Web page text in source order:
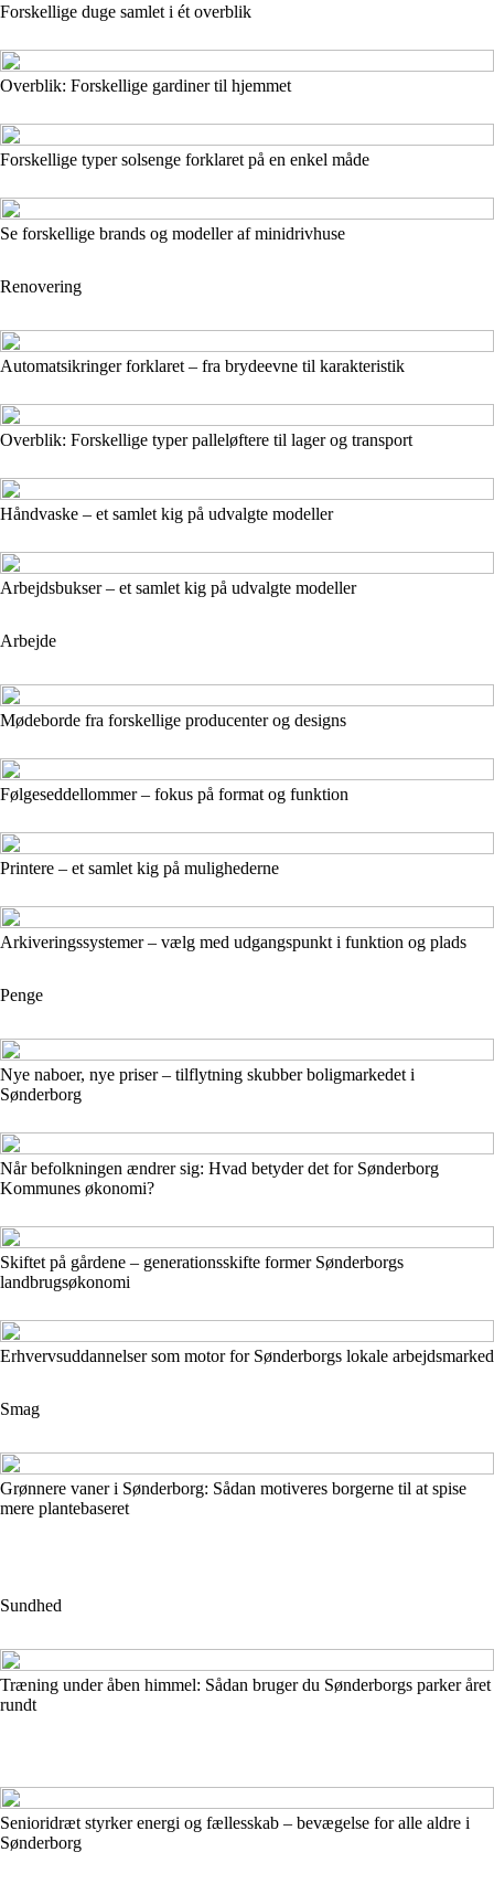
Forskellige duge samlet i ét overblik
Overblik: Forskellige gardiner til hjemmet
Forskellige typer solsenge forklaret på en enkel måde
Se forskellige brands og modeller af minidrivhuse
Renovering
Automatsikringer forklaret – fra brydeevne til karakteristik
Overblik: Forskellige typer palleløftere til lager og transport
Håndvaske – et samlet kig på udvalgte modeller
Arbejdsbukser – et samlet kig på udvalgte modeller
Arbejde
Mødeborde fra forskellige producenter og designs
Følgeseddellommer – fokus på format og funktion
Printere – et samlet kig på mulighederne
Arkiveringssystemer – vælg med udgangspunkt i funktion og plads
Penge
Nye naboer, nye priser – tilflytning skubber boligmarkedet i
Sønderborg
Når befolkningen ændrer sig: Hvad betyder det for Sønderborg
Kommunes økonomi?
Skiftet på gårdene – generationsskifte former Sønderborgs
landbrugsøkonomi
Erhvervsuddannelser som motor for Sønderborgs lokale arbejdsmarked
Smag
Grønnere vaner i Sønderborg: Sådan motiveres borgerne til at spise
mere plantebaseret
Sundhed
Træning under åben himmel: Sådan bruger du Sønderborgs parker året
rundt
Senioridræt styrker energi og fællesskab – bevægelse for alle aldre i
Sønderborg